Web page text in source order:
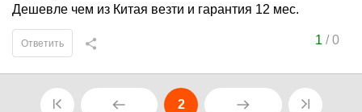
Дешевле чем из Китая везти и гарантия 12 мес.
1 /0
Ответить
2